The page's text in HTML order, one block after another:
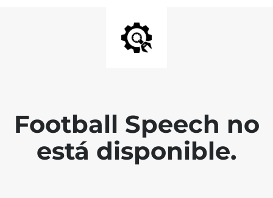
Football Speech no
está disponible.